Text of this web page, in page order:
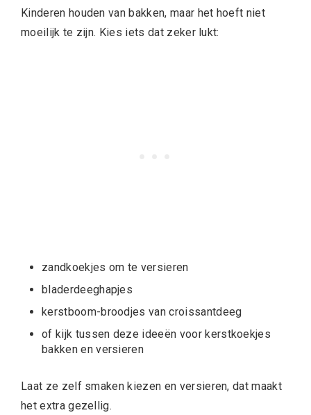
Kinderen houden van bakken, maar het hoeft niet
moeilijk te zijn. Kies iets dat zeker lukt:
zandkoekjes om te versieren
bladerdeeghapjes
kerstboom-broodjes van croissantdeeg
of kijk tussen deze ideeën voor kerstkoekjes
bakken en versieren
Laat ze zelf smaken kiezen en versieren, dat maakt
het extra gezellig.